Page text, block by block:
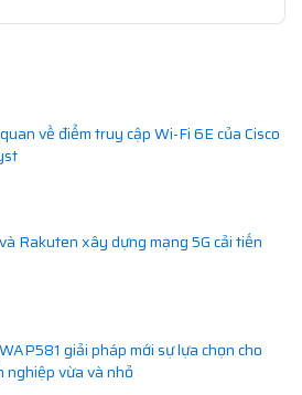
về điểm truy cập Wi-Fi 6E của Cisco
Rakuten xây dựng mạng 5G cải tiến
giải pháp mới sự lựa chọn cho
nghiệp vừa và nhỏ